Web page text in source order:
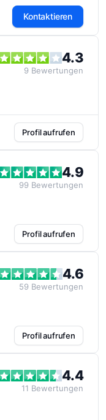
Kontaktieren
4.3
9 Bewertungen
Profil aufrufen
4.9
99 Bewertungen
Profil aufrufen
4.6
59 Bewertungen
Profil aufrufen
4.4
11 Bewertungen